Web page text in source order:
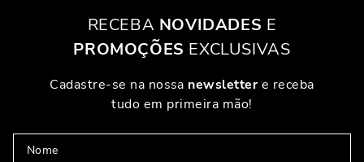
RECEBA NOVIDADES E
PROMOÇÕES EXCLUSIVAS
Cadastre-se na nossa newslettere receba
tudo em primeira mão!